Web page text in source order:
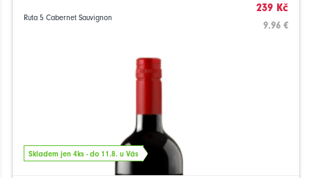
Ruta 5 Cabernet Sauvignon
239 Kč
9.96 €
Skladem jen 4ks - do 11.8. u Vás